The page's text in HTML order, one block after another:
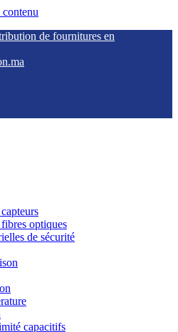
de fournitures en
optiques
de sécurité
capacitifs